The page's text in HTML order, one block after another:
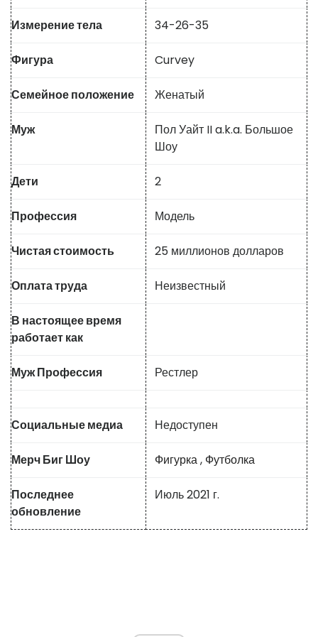
Измерение тела 34-26-35
Фигура Curvey
Семейное положение Женатый
Муж
Пол Уайт II a.k.a. Большое
Шоу
Дети 2
Профессия Модель
Чистая стоимость 25 миллионов долларов
Оплата труда Неизвестный
В настоящее время
работает как
Муж Профессия Рестлер
Социальные медиа Недоступен
Мерч Биг Шоу Фигурка, Футболка
Последнее
обновление
Июль 2021 г.